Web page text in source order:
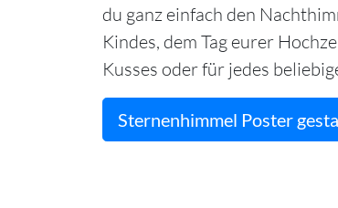
du ganz einfach den
Kindes, dem Tag eurer
Kusses oder für jedes
Sternenhimmel Poster